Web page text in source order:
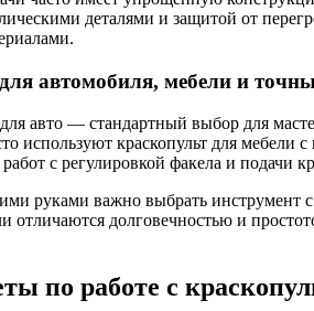
деталями и защитой от
автомобиля, мебели и
авто — стандартный выбор для
используют краскопульт для
с регулировкой факела и подачи
руками важно выбрать инструмент
отличаются долговечностью и
по работе с